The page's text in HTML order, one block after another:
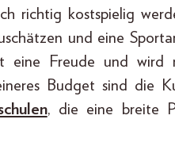
richtig kostspielig
und eine
eine Freude und wird
Budget sind die
, die eine breite